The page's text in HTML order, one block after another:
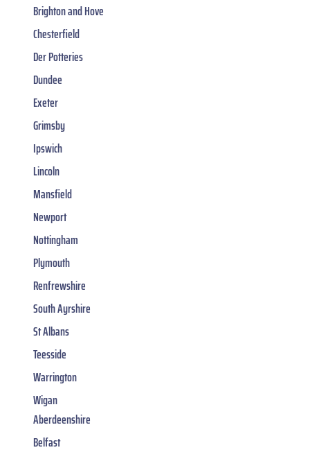
Brighton and Hove
Chesterfield
Der Potteries
Dundee
Exeter
Grimsby
Ipswich
Lincoln
Mansfield
Newport
Nottingham
Plymouth
Renfrewshire
South Ayrshire
St Albans
Teesside
Warrington
Wigan
Aberdeenshire
Belfast